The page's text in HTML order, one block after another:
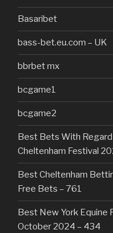
Basaribet
bass-bet.eu.com – UK
bbrbet mx
bcgame1
bcgame2
Best Bets With Regard
Cheltenham Festival
Best Cheltenham
Free Bets – 761
Best New York Equine
October 2024 – 434